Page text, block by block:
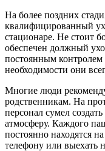
На более поздних
квалифицированный
стационаре. Не стоит
обеспечен должный
постоянным контролем
необходимости они
Многие люди
родственникам. На
персонал сумел
атмосферу. Каждого
постоянно находятся
телефону или выехать